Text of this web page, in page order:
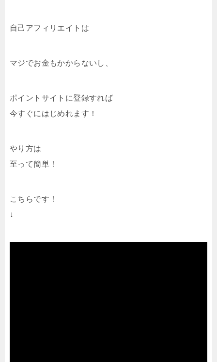
自己アフィリエイトは
マジでお金もかからないし、
ポイントサイトに登録すれば
今すぐにはじめれます！
やり方は
至って簡単！
こちらです！
↓